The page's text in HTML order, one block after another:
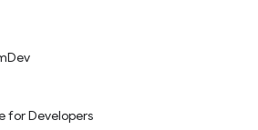
for Developers